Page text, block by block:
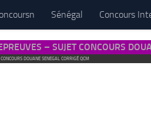
Sénégal Concours
– SUJET CONCOURS
DOUANE SENEGAL CORRIGÉ QCM